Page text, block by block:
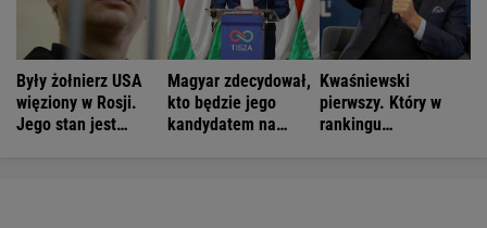
Były żołnierz USA
więziony w Rosji.
Jego stan jest
Magyar zdecydował,
kto będzie jego
kandydatem na
Kwaśniewski
pierwszy. Który w
rankingu